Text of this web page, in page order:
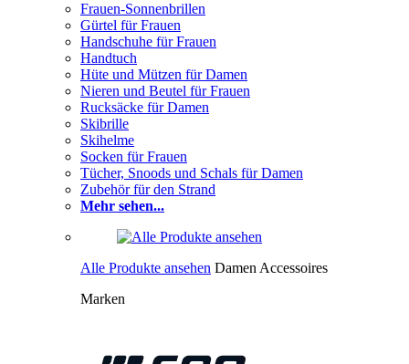
Frauen-Sonnenbrillen
Gürtel für Frauen
Handschuhe für Frauen
Handtuch
Hüte und Mützen für Damen
Nieren und Beutel für Frauen
Rucksäcke für Damen
Skibrille
Skihelme
Socken für Frauen
Tücher, Snoods und Schals für Damen
Zubehör für den Strand
Mehr sehen...
Alle Produkte ansehen Damen Accessoires
Marken